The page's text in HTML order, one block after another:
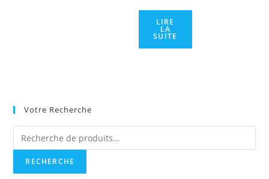
LIRE
LA
SUITE
Votre Recherche
Recherche
pour :
RECHERCHE